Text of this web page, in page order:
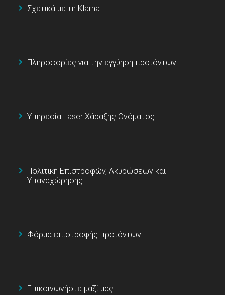
Σχετικά με τη Klarna
Πληροφορίες για την εγγύηση προϊόντων
Υπηρεσία Laser Χάραξης Ονόματος
Πολιτική Επιστροφών, Ακυρώσεων και
Υπαναχώρησης
Φόρμα επιστροφής προϊόντων
Επικοινωνήστε μαζί μας